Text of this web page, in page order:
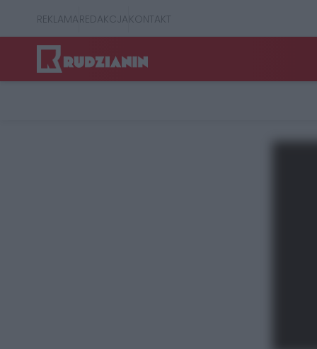
REKLAMAREDAKCJAKONTAKT